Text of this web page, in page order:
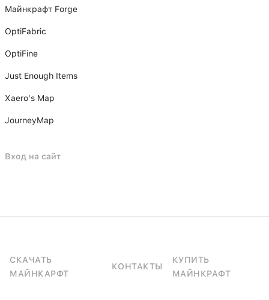
Майнкрафт Forge
OptiFabric
OptiFine
Just Enough Items
Xаero's Mаp
JourneyMap
Вход на сайт
СКАЧАТЬ
МАЙНКАРФТ
КОНТАКТЫ
КУПИТЬ
МАЙНКРАФТ